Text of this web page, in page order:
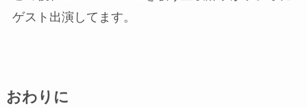
ゲスト出演してます。
おわりに